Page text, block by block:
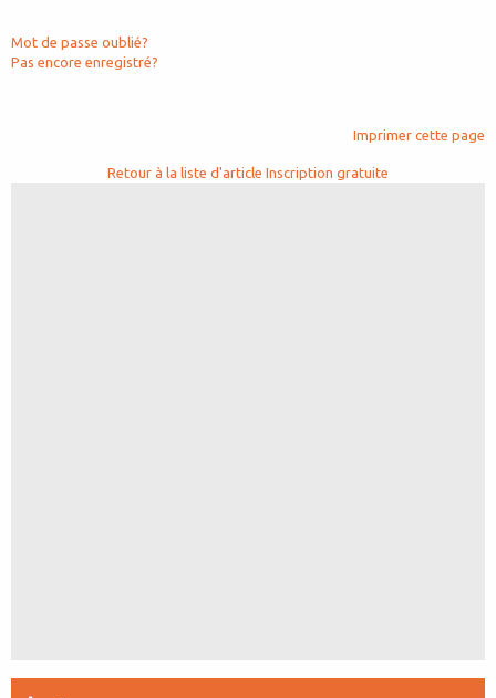
Mot de passe oublié?
Pas encore enregistré?
Imprimer cette page
Retour à la liste d'article Inscription gratuite